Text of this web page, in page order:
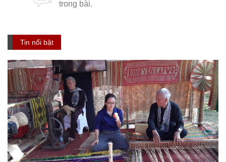
Tin nổi bật